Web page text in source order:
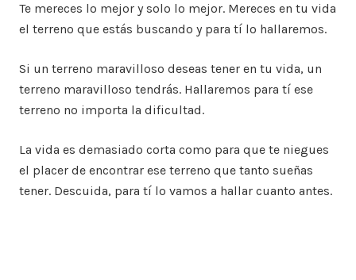
Te mereces lo mejor y solo lo mejor. Mereces en tu vida
el terreno que estás buscando y para tí lo hallaremos.
Si un terreno maravilloso deseas tener en tu vida, un
terreno maravilloso tendrás. Hallaremos para tí ese
terreno no importa la dificultad.
La vida es demasiado corta como para que te niegues
el placer de encontrar ese terreno que tanto sueñas
tener. Descuida, para tí lo vamos a hallar cuanto antes.